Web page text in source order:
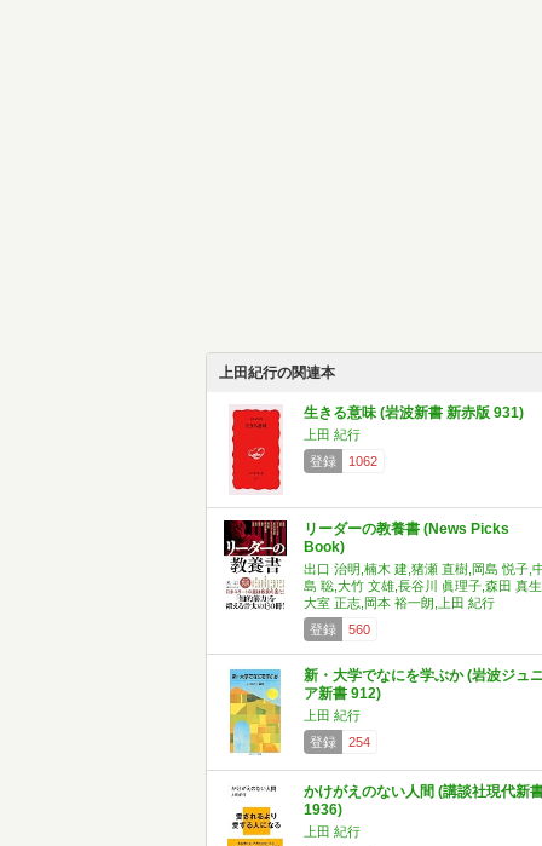
上田紀行の関連本
生きる意味 (岩波新書 新赤版 931)
上田 紀行
登録
1062
リーダーの教養書 (News Picks
Book)
出口 治明,楠木 建,猪瀬 直樹,岡島 悦子,
島 聡,大竹 文雄,長谷川 眞理子,森田 真生,
大室 正志,岡本 裕一朗,上田 紀行
登録
560
新・大学でなにを学ぶか (岩波ジュ
ア新書 912)
上田 紀行
登録
254
かけがえのない人間 (講談社現代新
1936)
上田 紀行